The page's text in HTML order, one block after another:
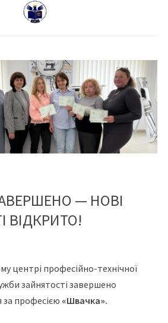
— НОВІ
ВІДКРИТО!
центрі професійно-технічної
зайнятості завершено
за професією «Швачка».